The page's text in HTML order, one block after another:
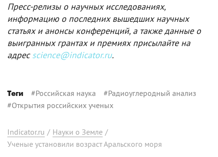
Пресс-релизы о научных исследованиях,
информацию о последних вышедших научных
статьях и анонсы конференций, а также данные о
выигранных грантах и премиях присылайте на
адресscience@indicator.ru.
Теги #Российская наука #Радиоуглеродный анализ
#Открытия российских ученых
Indicator.ru / Науки о Земле /
Ученые установили возраст Аральского моря